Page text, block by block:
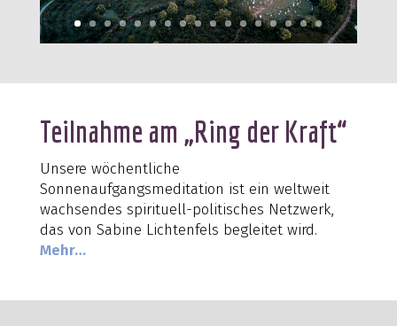
Teilnahme am „Ring der Kraft“
Unsere wöchentliche
Sonnenaufgangsmeditation ist ein weltweit
wachsendes spirituell-politisches Netzwerk,
das von Sabine Lichtenfels begleitet wird.
Mehr…